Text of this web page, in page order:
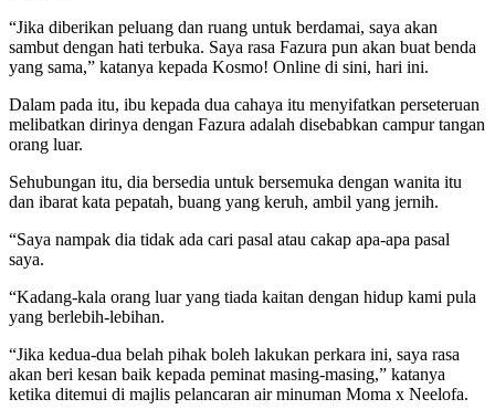
“Jika diberikan peluang dan ruang untuk berdamai, saya akan
sambut dengan hati terbuka. Saya rasa Fazura pun akan buat benda
yang sama,” katanya kepada Kosmo! Online di sini, hari ini.
Dalam pada itu, ibu kepada dua cahaya itu menyifatkan perseteruan
melibatkan dirinya dengan Fazura adalah disebabkan campur tangan
orang luar.
Sehubungan itu, dia bersedia untuk bersemuka dengan wanita itu
dan ibarat kata pepatah, buang yang keruh, ambil yang jernih.
“Saya nampak dia tidak ada cari pasal atau cakap apa-apa pasal
saya.
“Kadang-kala orang luar yang tiada kaitan dengan hidup kami pula
yang berlebih-lebihan.
“Jika kedua-dua belah pihak boleh lakukan perkara ini, saya rasa
akan beri kesan baik kepada peminat masing-masing,” katanya
ketika ditemui di majlis pelancaran air minuman Moma x Neelofa.